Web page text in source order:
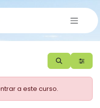
a este curso.